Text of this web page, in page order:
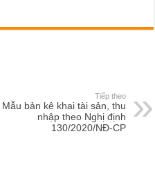
Tiếp theo
Mẫu bản kê khai tài sản, thu
nhập theo Nghị định
130/2020/NĐ-CP